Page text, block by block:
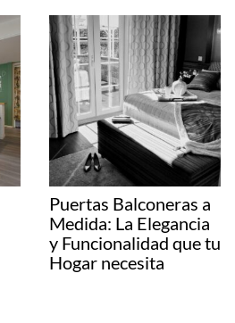
Puertas Balconeras a
Medida: La Elegancia
y Funcionalidad que tu
Hogar necesita